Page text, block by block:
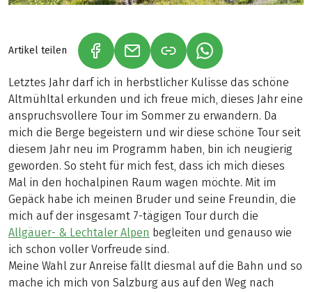
Artikel teilen (LINK ÖFFNET IN NEUEM TAB)
(LINK ÖFFNET IN NEUEM TAB)
(LINK ÖFFNET IN
Letztes Jahr darf ich in herbstlicher Kulisse das schöne
Altmühltal erkunden und ich freue mich, dieses Jahr eine
anspruchsvollere Tour im Sommer zu erwandern. Da
mich die Berge begeistern und wir diese schöne Tour seit
diesem Jahr neu im Programm haben, bin ich neugierig
geworden. So steht für mich fest, dass ich mich dieses
Mal in den hochalpinen Raum wagen möchte. Mit im
Gepäck habe ich meinen Bruder und seine Freundin, die
mich auf der insgesamt 7-tägigen Tour durch die
Allgäuer- & Lechtaler Alpen begleiten und genauso wie
ich schon voller Vorfreude sind.
Meine Wahl zur Anreise fällt diesmal auf die Bahn und so
mache ich mich von Salzburg aus auf den Weg nach